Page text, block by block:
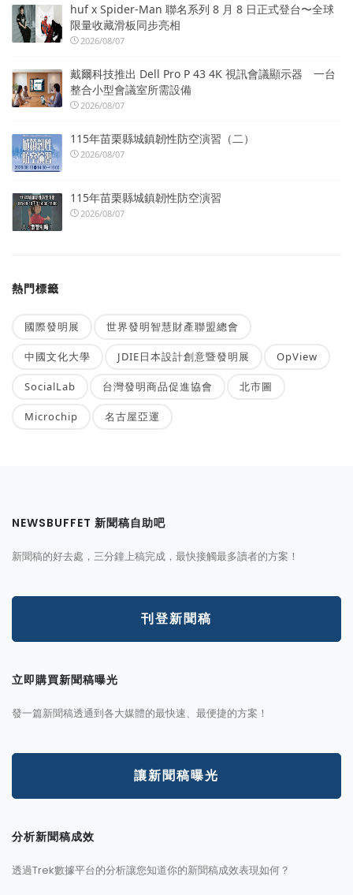
huf x Spider-Man 聯名系列 8 月 8 日正式登台〜全球
限量收藏滑板同步亮相
2026/08/07
戴爾科技推出 Dell Pro P 43 4K 視訊會議顯示器 一台
整合小型會議室所需設備
2026/08/07
115年苗栗縣城鎮韌性防空演習（二）
2026/08/07
115年苗栗縣城鎮韌性防空演習
2026/08/07
熱門標籤
國際發明展 世界發明智慧財產聯盟總會
中國文化大學 JDIE日本設計創意暨發明展 OpView
SocialLab 台灣發明商品促進協會 北市圖
Microchip 名古屋亞運
NEWSBUFFET 新聞稿自助吧
新聞稿的好去處，三分鐘上稿完成，最快接觸最多讀者的方案！
刊登新聞稿
立即購買新聞稿曝光
發一篇新聞稿透通到各大媒體的最快速、最便捷的方案！
讓新聞稿曝光
分析新聞稿成效
透過Trek數據平台的分析讓您知道你的新聞稿成效表現如何？